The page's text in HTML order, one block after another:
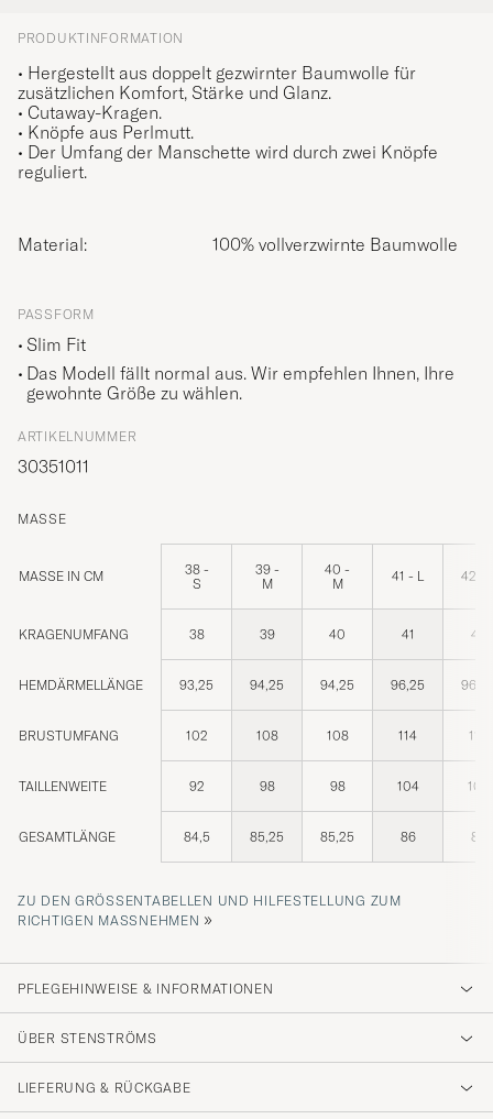
PRODUKTINFORMATION
• Hergestellt aus doppelt gezwirnter Baumwolle für
zusätzlichen Komfort, Stärke und Glanz.
• Cutaway-Kragen.
• Knöpfe aus Perlmutt.
• Der Umfang der Manschette wird durch zwei Knöpfe
reguliert.
Material: 100% vollverzwirnte Baumwolle
PASSFORM
Slim Fit
Das Modell fällt normal aus. Wir empfehlen Ihnen, Ihre
gewohnte Größe zu wählen.
ARTIKELNUMMER
30351011
MASSE
MASSE IN CM
38 -
S
39 -
M
40 -
M
41 - L 42 -
KRAGENUMFANG 38 39 40 41 42
HEMDÄRMELLÄNGE 93,25 94,25 94,25 96,25
BRUSTUMFANG 102 108 108 114 114
TAILLENWEITE 92 98 98 104 104
GESAMTLÄNGE 84,5 85,25 85,25 86 86
ZU DEN GRÖSSENTABELLEN UND HILFESTELLUNG ZUM R
ICHTIGEN MASSNEHMEN
»
PFLEGEHINWEISE & INFORMATIONEN
ÜBER STENSTRÖMS
LIEFERUNG & RÜCKGABE